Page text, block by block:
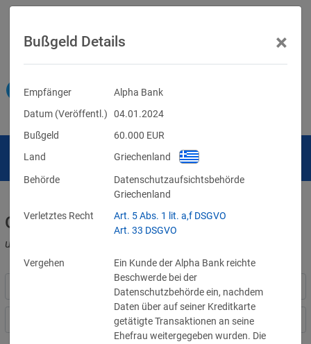
Geldbußen für DSGVO-Verstöße
und für Verletzungen anderer Datenschutzgesetze
Nach Land filtern
Bußgeld Details ×
Empfänger
Alpha Bank
Datum (Veröffentl.)
04.01.2024
Bußgeld
60.000 EUR
Land
Griechenland
Behörde
Datenschutzaufsichtsbehörde
Griechenland
Verletztes Recht
Art. 5 Abs. 1 lit. a,f DSGVO
Art. 33 DSGVO
Vergehen
Ein Kunde der Alpha Bank reichte
Beschwerde bei der
Datenschutzbehörde ein, nachdem
Daten über auf seiner Kreditkarte
getätigte Transaktionen an seine
Ehefrau weitergegeben wurden. Die